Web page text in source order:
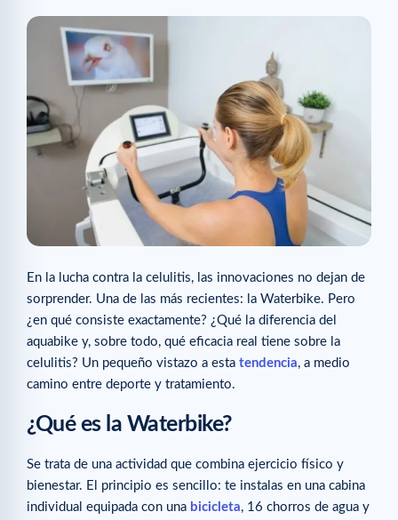
En la lucha contra la celulitis, las innovaciones no dejan de
sorprender. Una de las más recientes: la Waterbike. Pero
¿en qué consiste exactamente? ¿Qué la diferencia del
aquabike y, sobre todo, qué eficacia real tiene sobre la
celulitis? Un pequeño vistazo a esta tendencia, a medio
camino entre deporte y tratamiento.
¿Qué es la Waterbike?
Se trata de una actividad que combina ejercicio físico y
bienestar. El principio es sencillo: te instalas en una cabina
individual equipada con una bicicleta, 16 chorros de agua y